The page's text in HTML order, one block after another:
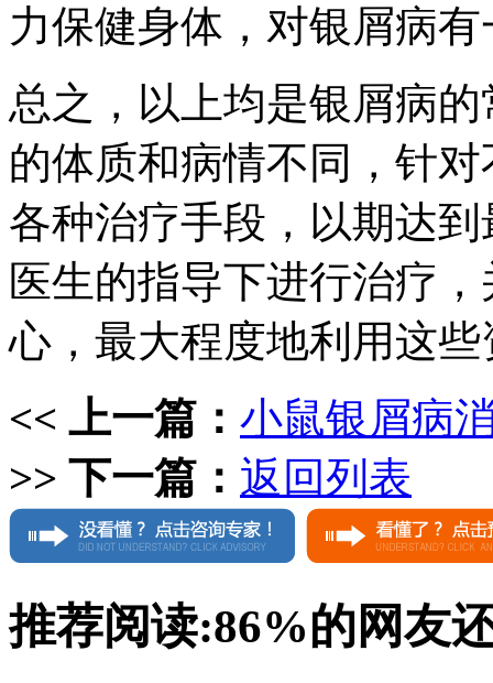
力保健身体，对银屑病
总之，以上均是银屑病
的体质和病情不同，针
各种治疗手段，以期达
医生的指导下进行治疗
心，最大程度地利用这
<< 上一篇： 小鼠银屑病
>> 下一篇： 返回列表
推荐阅读:86%的网友